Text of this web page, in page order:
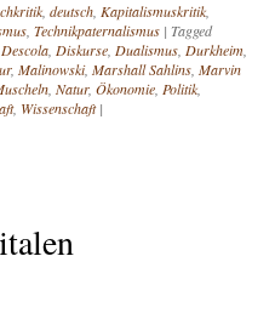
, deutsch, Kapitalismuskritik,
, Technikpaternalismus | Tagged
Descola, Diskurse, Dualismus, Durkheim,
, Malinowski, Marshall Sahlins, Marvin
, Natur, Ökonomie, Politik,
, Wissenschaft |